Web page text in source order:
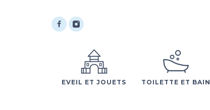
EVEIL ET JOUETS TOILETTE ET BAIN